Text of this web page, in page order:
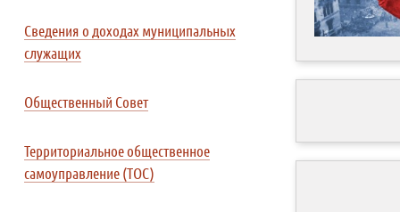
Сведения о доходах муниципальных
служащих
Общественный Совет
Территориальное общественное
самоуправление (ТОС)